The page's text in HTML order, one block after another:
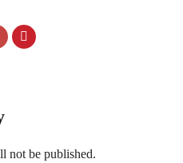
not be published.